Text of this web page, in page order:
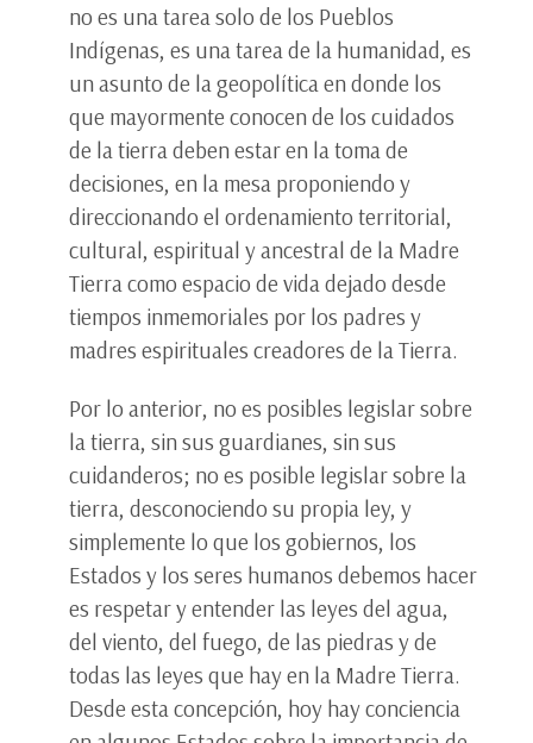
no es una tarea solo de los Pueblos
Indígenas, es una tarea de la humanidad, es
un asunto de la geopolítica en donde los
que mayormente conocen de los cuidados
de la tierra deben estar en la toma de
decisiones, en la mesa proponiendo y
direccionando el ordenamiento territorial,
cultural, espiritual y ancestral de la Madre
Tierra como espacio de vida dejado desde
tiempos inmemoriales por los padres y
madres espirituales creadores de la Tierra.
Por lo anterior, no es posibles legislar sobre
la tierra, sin sus guardianes, sin sus
cuidanderos; no es posible legislar sobre la
tierra, desconociendo su propia ley, y
simplemente lo que los gobiernos, los
Estados y los seres humanos debemos hacer
es respetar y entender las leyes del agua,
del viento, del fuego, de las piedras y de
todas las leyes que hay en la Madre Tierra.
Desde esta concepción, hoy hay conciencia